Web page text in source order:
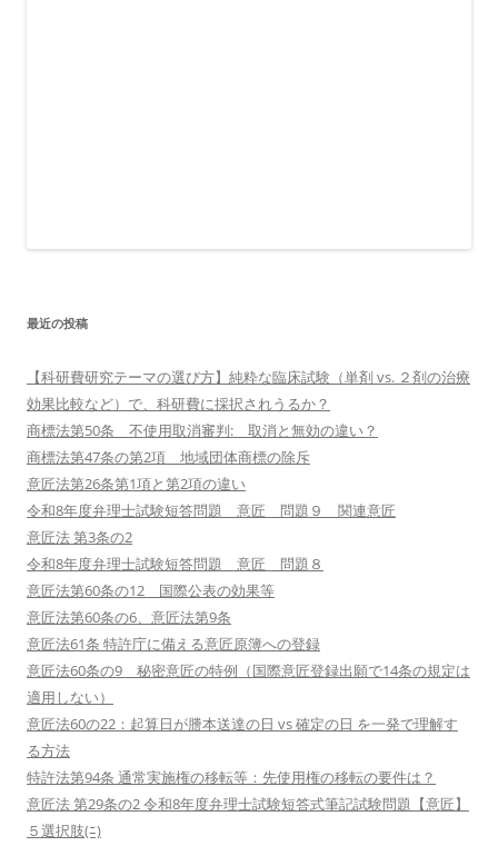
最近の投稿
【科研費研究テーマの選び方】純粋な臨床試験（単剤 vs. ２剤の治療
効果比較など）で、科研費に採択されうるか？
商標法第50条 不使用取消審判: 取消と無効の違い？
商標法第47条の第2項 地域団体商標の除斥
意匠法第26条第1項と第2項の違い
令和8年度弁理士試験短答問題 意匠 問題９ 関連意匠
意匠法 第3条の2
令和8年度弁理士試験短答問題 意匠 問題８
意匠法第60条の12 国際公表の効果等
意匠法第60条の6、意匠法第9条
意匠法61条 特許庁に備える意匠原簿への登録
意匠法60条の9 秘密意匠の特例（国際意匠登録出願で14条の規定は
適用しない）
意匠法60の22：起算日が謄本送達の日 vs 確定の日 を一発で理解す
る方法
特許法第94条 通常実施権の移転等：先使用権の移転の要件は？
意匠法 第29条の2 令和8年度弁理士試験短答式筆記試験問題【意匠】
５選択肢(ﾆ)